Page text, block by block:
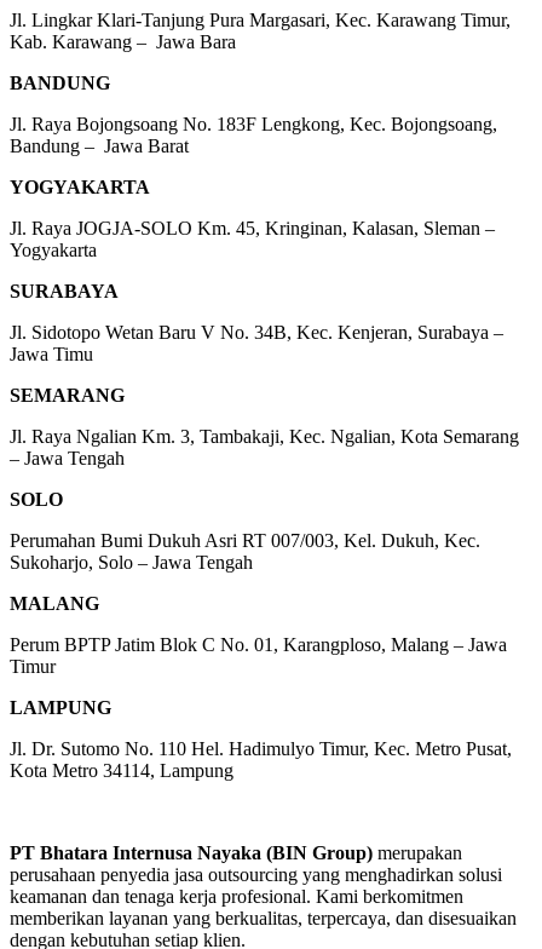
Jl. Lingkar Klari-Tanjung Pura Margasari, Kec. Karawang Timur,
Kab. Karawang – Jawa Bara
BANDUNG
Jl. Raya Bojongsoang No. 183F Lengkong, Kec. Bojongsoang,
Bandung – Jawa Barat
YOGYAKARTA
Jl. Raya JOGJA-SOLO Km. 45, Kringinan, Kalasan, Sleman –
Yogyakarta
SURABAYA
Jl. Sidotopo Wetan Baru V No. 34B, Kec. Kenjeran, Surabaya –
Jawa Timu
SEMARANG
Jl. Raya Ngalian Km. 3, Tambakaji, Kec. Ngalian, Kota Semarang
– Jawa Tengah
SOLO
Perumahan Bumi Dukuh Asri RT 007/003, Kel. Dukuh, Kec.
Sukoharjo, Solo – Jawa Tengah
MALANG
Perum BPTP Jatim Blok C No. 01, Karangploso, Malang – Jawa
Timur
LAMPUNG
Jl. Dr. Sutomo No. 110 Hel. Hadimulyo Timur, Kec. Metro Pusat,
Kota Metro 34114, Lampung
PT Bhatara Internusa Nayaka (BIN Group) merupakan
perusahaan penyedia jasa outsourcing yang menghadirkan solusi
keamanan dan tenaga kerja profesional. Kami berkomitmen
memberikan layanan yang berkualitas, terpercaya, dan disesuaikan
dengan kebutuhan setiap klien.